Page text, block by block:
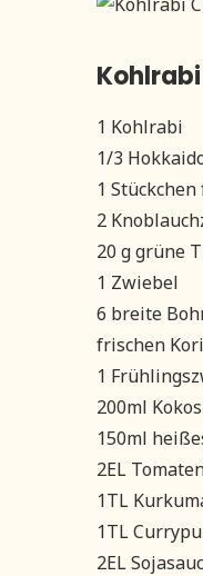
1 Kohlrabi
1/3
1
2
20 g grüne
1 Zwiebel
6 breite
frischen
1
200ml
150ml
2EL
1TL
1TL
2EL